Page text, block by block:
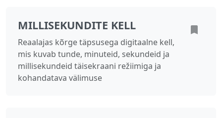
MILLISEKUNDITE KELL
Reaalajas kõrge täpsusega digitaalne kell,
mis kuvab tunde, minuteid, sekundeid ja
millisekundeid täisekraani režiimiga ja
kohandatava välimuse